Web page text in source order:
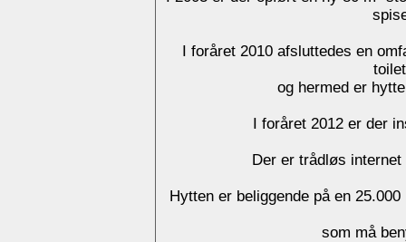
I foråret 2010 afsluttedes en
og hermed er
I foråret 2012 er der
Der er trådløs
Hytten er beliggende på en
som må